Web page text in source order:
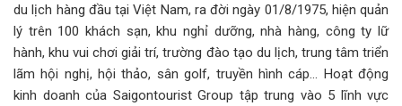
du lịch hàng đầu tại Việt Nam, ra đời ngày 01/8/1975, hiện quản
lý trên 100 khách sạn, khu nghỉ dưỡng, nhà hàng, công ty lữ
hành, khu vui chơi giải trí, trường đào tạo du lịch, trung tâm triển
lãm hội nghị, hội thảo, sân golf, truyền hình cáp… Hoạt động
kinh doanh của Saigontourist Group tập trung vào 5 lĩnh vực